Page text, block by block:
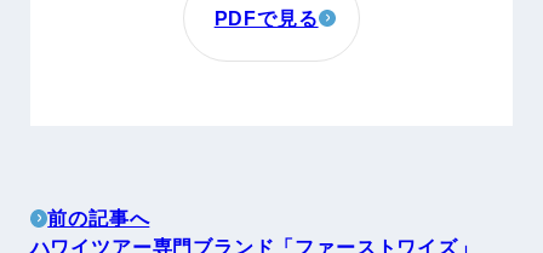
PDFで見る
前の記事へ
ハワイツアー専門ブランド「ファーストワイズ」